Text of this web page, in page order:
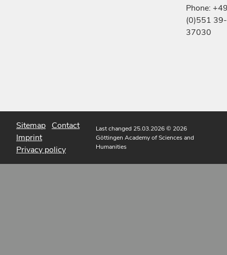
Phone:
(0)551 39-
37030
Sitemap Contact
Imprint
Privacy policy
Last changed 25.03.2026© 2026
Göttingen Academy of Sciences and
Humanities